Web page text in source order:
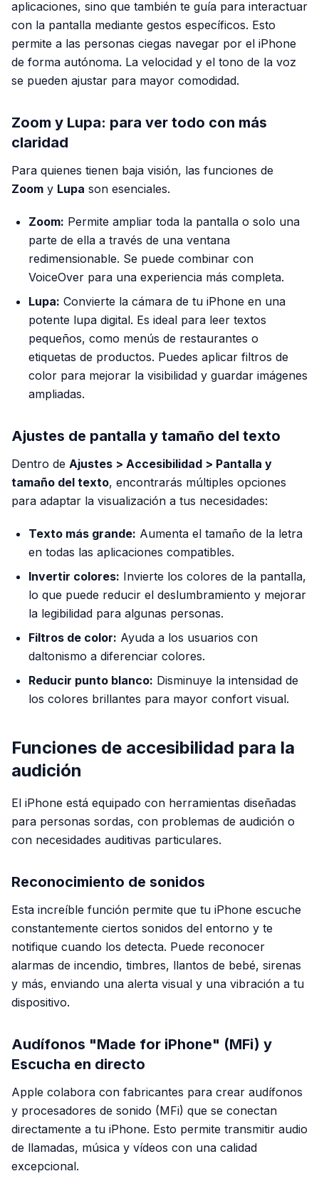
aplicaciones, sino que también te guía para interactuar
con la pantalla mediante gestos específicos. Esto
permite a las personas ciegas navegar por el iPhone
de forma autónoma. La velocidad y el tono de la voz
se pueden ajustar para mayor comodidad.
Zoom y Lupa: para ver todo con más
claridad
Para quienes tienen baja visión, las funciones de
Zoom y Lupa son esenciales.
Zoom: Permite ampliar toda la pantalla o solo una
parte de ella a través de una ventana
redimensionable. Se puede combinar con
VoiceOver para una experiencia más completa.
Lupa: Convierte la cámara de tu iPhone en una
potente lupa digital. Es ideal para leer textos
pequeños, como menús de restaurantes o
etiquetas de productos. Puedes aplicar filtros de
color para mejorar la visibilidad y guardar imágenes
ampliadas.
Ajustes de pantalla y tamaño del texto
Dentro de Ajustes > Accesibilidad > Pantalla y
tamaño del texto, encontrarás múltiples opciones
para adaptar la visualización a tus necesidades:
Texto más grande: Aumenta el tamaño de la letra
en todas las aplicaciones compatibles.
Invertir colores: Invierte los colores de la pantalla,
lo que puede reducir el deslumbramiento y mejorar
la legibilidad para algunas personas.
Filtros de color: Ayuda a los usuarios con
daltonismo a diferenciar colores.
Reducir punto blanco: Disminuye la intensidad de
los colores brillantes para mayor confort visual.
Funciones de accesibilidad para la
audición
El iPhone está equipado con herramientas diseñadas
para personas sordas, con problemas de audición o
con necesidades auditivas particulares.
Reconocimiento de sonidos
Esta increíble función permite que tu iPhone escuche
constantemente ciertos sonidos del entorno y te
notifique cuando los detecta. Puede reconocer
alarmas de incendio, timbres, llantos de bebé, sirenas
y más, enviando una alerta visual y una vibración a tu
dispositivo.
Audífonos "Made for iPhone" (MFi) y
Escucha en directo
Apple colabora con fabricantes para crear audífonos
y procesadores de sonido (MFi) que se conectan
directamente a tu iPhone. Esto permite transmitir audio
de llamadas, música y vídeos con una calidad
excepcional.